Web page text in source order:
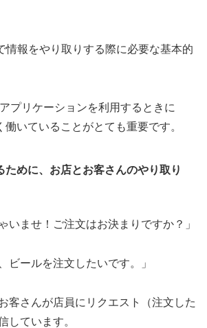
情報をやり取りする際に必要な基本的
プリケーションを利用するときに
いていることがとても重要です。
ために、お店とお客さんのやり取り
いませ！ご注文はお決まりですか？」
ビールを注文したいです。」
客さんが店員にリクエスト（注文した
しています。